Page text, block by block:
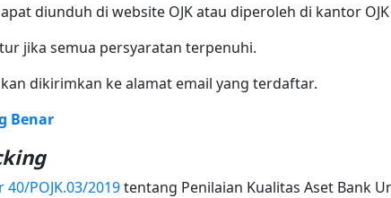
diunduh di website OJK atau diperoleh di kantor OJK
jika semua persyaratan terpenuhi.
dikirimkan ke alamat email yang terdaftar.
Benar
POJK.03/2019tentang Penilaian Kualitas Aset Bank